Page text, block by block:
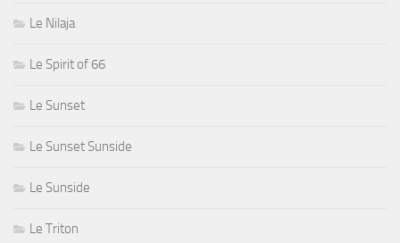
Le Nilaja
Le Spirit of 66
Le Sunset
Le Sunset Sunside
Le Sunside
Le Triton